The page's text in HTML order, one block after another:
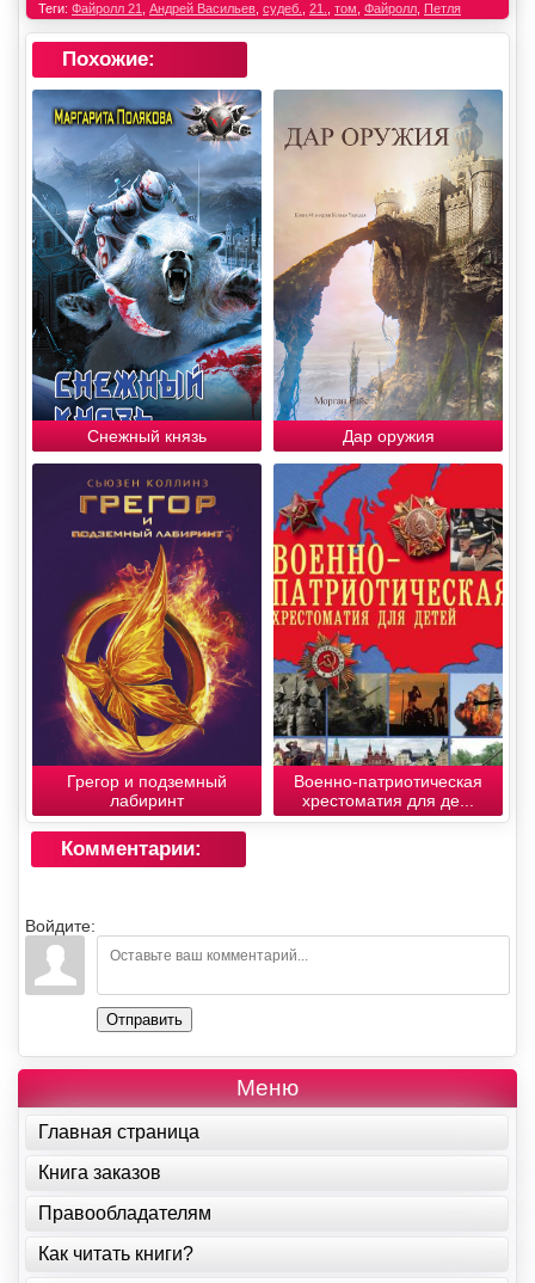
Теги: Файролл 21 Андрей Васильев судеб. 21. том Файролл Петля
Похожие:
Снежный князь Дар оружия
Грегор и подземный
лабиринт
Военно-патриотическая
хрестоматия для де...
Комментарии:
Войдите:
Отправить
Меню
Главная страница
Книга заказов
Правообладателям
Как читать книги?